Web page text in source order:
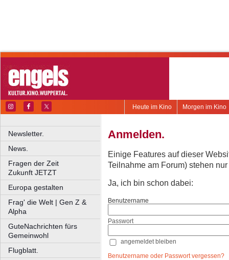
Morgen im Kino
Heute im Kino
Newsletter.
News.
Fragen der Zeit
Zukunft JETZT
Europa gestalten
Frag' die Welt | Gen Z &
Alpha
GuteNachrichten fürs
Gemeinwohl
Flugblatt.
Anmelden.
Einige Features auf dieser
Teilnahme am Forum) stehen
Ja, ich bin schon dabei:
Benutzername
Passwort
angemeldet bleiben
Benutzername oder Passwort vergessen?